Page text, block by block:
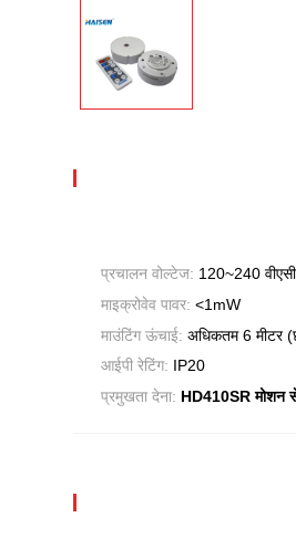
प्रचालन वोल्टेज: 120~240
माइक्रोवेव पावर: <1mW
माउंटिंग ऊंचाई: अधिकतम 6 मीटर
आईपी रेटिंग:
IP20
प्रमुखता देना: HD410SR